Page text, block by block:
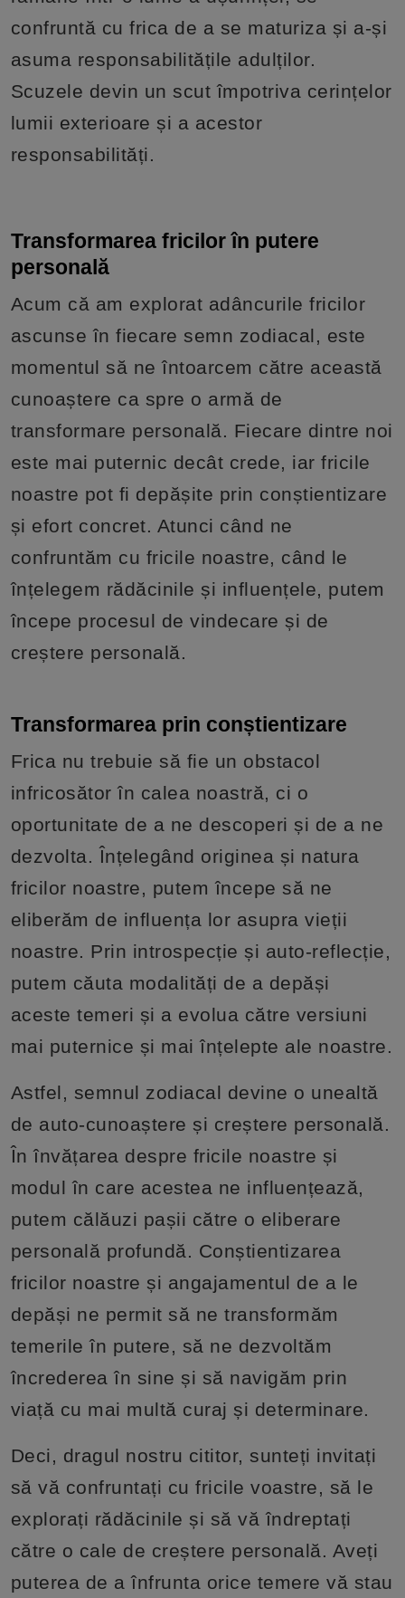
confruntă cu frica de a se maturiza și a-și
asuma responsabilitățile adulților.
Scuzele devin un scut împotriva cerințelor
lumii exterioare și a acestor
responsabilități.
Transformarea fricilor în putere
personală
Acum că am explorat adâncurile fricilor
ascunse în fiecare semn zodiacal, este
momentul să ne întoarcem către această
cunoaștere ca spre o armă de
transformare personală. Fiecare dintre noi
este mai puternic decât crede, iar fricile
noastre pot fi depășite prin conștientizare
și efort concret. Atunci când ne
confruntăm cu fricile noastre, când le
înțelegem rădăcinile și influențele, putem
începe procesul de vindecare și de
creștere personală.
Transformarea prin conștientizare
Frica nu trebuie să fie un obstacol
infricosător în calea noastră, ci o
oportunitate de a ne descoperi și de a ne
dezvolta. Înțelegând originea și natura
fricilor noastre, putem începe să ne
eliberăm de influența lor asupra vieții
noastre. Prin introspecție și auto-reflecție,
putem căuta modalități de a depăși
aceste temeri și a evolua către versiuni
mai puternice și mai înțelepte ale noastre.
Astfel, semnul zodiacal devine o unealtă
de auto-cunoaștere și creștere personală.
În învățarea despre fricile noastre și
modul în care acestea ne influențează,
putem călăuzi pașii către o eliberare
personală profundă. Conștientizarea
fricilor noastre și angajamentul de a le
depăși ne permit să ne transformăm
temerile în putere, să ne dezvoltăm
încrederea în sine și să navigăm prin
viață cu mai multă curaj și determinare.
Deci, dragul nostru cititor, sunteți invitați
să vă confruntați cu fricile voastre, să le
explorați rădăcinile și să vă îndreptați
către o cale de creștere personală. Aveți
puterea de a înfrunta orice temere vă stau